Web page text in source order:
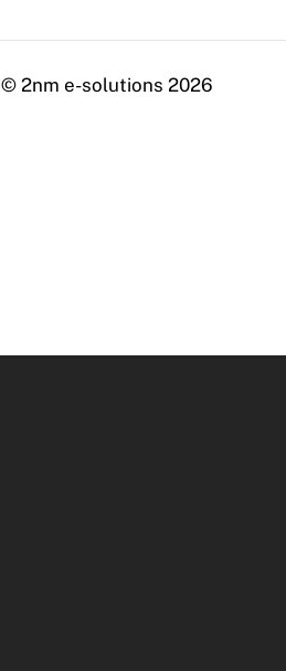
© 2nm e-solutions 2026